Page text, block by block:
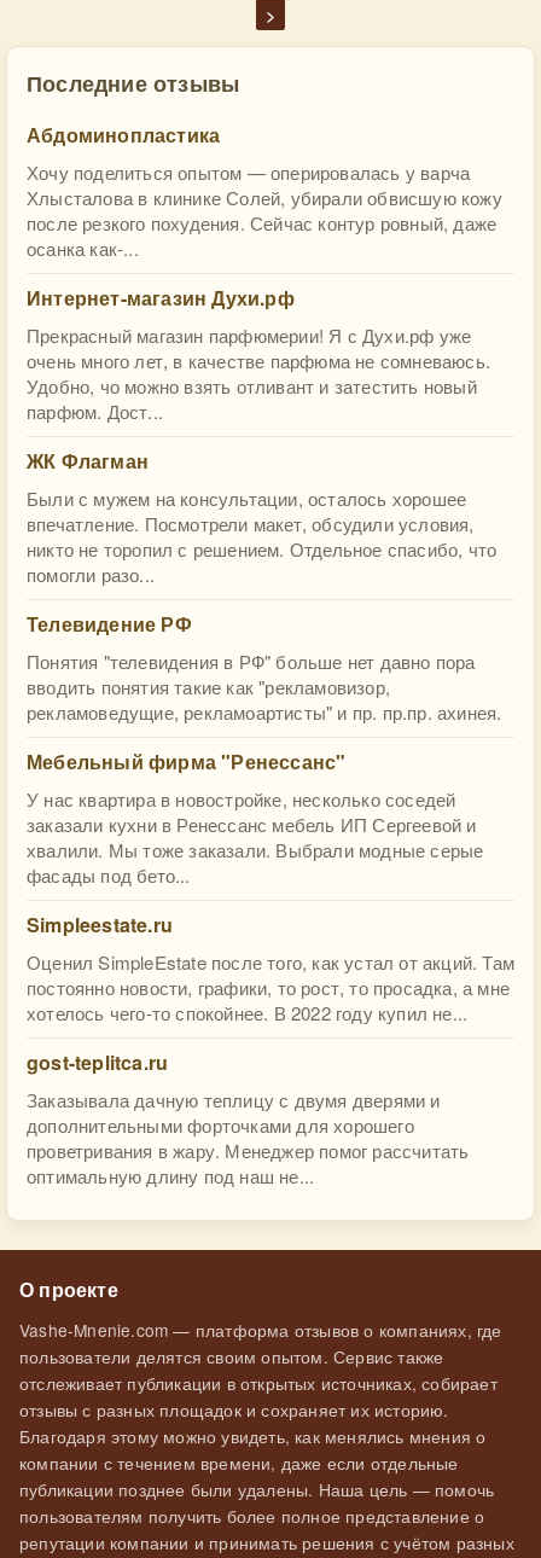
>
Последние отзывы
Абдоминопластика
Хочу поделиться опытом — оперировалась у варча
Хлысталова в клинике Солей, убирали обвисшую кожу
после резкого похудения. Сейчас контур ровный, даже
осанка как-...
Интернет-магазин Духи.рф
Прекрасный магазин парфюмерии! Я с Духи.рф уже
очень много лет, в качестве парфюма не сомневаюсь.
Удобно, чо можно взять отливант и затестить новый
парфюм. Дост...
ЖК Флагман
Были с мужем на консультации, осталось хорошее
впечатление. Посмотрели макет, обсудили условия,
никто не торопил с решением. Отдельное спасибо, что
помогли разо...
Телевидение РФ
Понятия "телевидения в РФ" больше нет давно пора
вводить понятия такие как "рекламовизор,
рекламоведущие, рекламоартисты" и пр. пр.пр. ахинея.
Мебельный фирма "Ренессанс"
У нас квартира в новостройке, несколько соседей
заказали кухни в Ренессанс мебель ИП Сергеевой и
хвалили. Мы тоже заказали. Выбрали модные серые
фасады под бето...
Simpleestate.ru
Оценил SimpleEstate после того, как устал от акций. Там
постоянно новости, графики, то рост, то просадка, а мне
хотелось чего-то спокойнее. В 2022 году купил не...
gost-teplitca.ru
Заказывала дачную теплицу с двумя дверями и
дополнительными форточками для хорошего
проветривания в жару. Менеджер помог рассчитать
оптимальную длину под наш не...
О проекте
Vashe-Mnenie.com — платформа отзывов о компаниях, где
пользователи делятся своим опытом. Сервис также
отслеживает публикации в открытых источниках, собирает
отзывы с разных площадок и сохраняет их историю.
Благодаря этому можно увидеть, как менялись мнения о
компании с течением времени, даже если отдельные
публикации позднее были удалены. Наша цель — помочь
пользователям получить более полное представление о
репутации компании и принимать решения с учётом разных